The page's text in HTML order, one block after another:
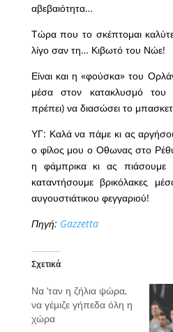
αβεβαιότητα…
Τώρα που το σκέπτομαι
λίγο σαν τη… Κιβωτό του Νώε!
Είναι και η «φούσκα» του
μέσα στον κατακλυσμό του
πρέπει) να διασώσει το
ΥΓ: Καλά να πάμε κι ας
ο φίλος μου ο Οθωνας στο
η φάμπρικα κι ας πιάσουμε
καταντήσουμε βρικόλακες
αυγουστιάτικου φεγγαριού!
Πηγή: Gazzetta
Σχετικά
Να ‘ταν η ζήλια ψώρα,
να γέμιζε γήπεδα όλη η
χώρα